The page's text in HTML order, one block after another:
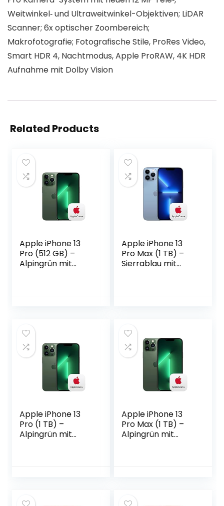
Weitwinkel‑ und Ultraweitwinkel-Objektiven; LiDAR
Scanner; 6x optischer Zoombereich;
Makrofotografie; Fotografische Stile, ProRes Video,
Smart HDR 4, Nachtmodus, Apple ProRAW, 4K HDR
Aufnahme mit Dolby Vision
Related Products
Apple iPhone 13
Pro (512 GB) –
Alpingrün mit
Apple iPhone 13
Pro Max (1 TB) –
Sierrablau mit
Apple iPhone 13
Pro (1 TB) –
Alpingrün mit
Apple iPhone 13
Pro Max (1 TB) –
Alpingrün mit